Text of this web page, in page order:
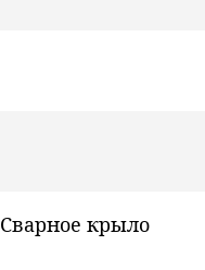
Сварное крыло